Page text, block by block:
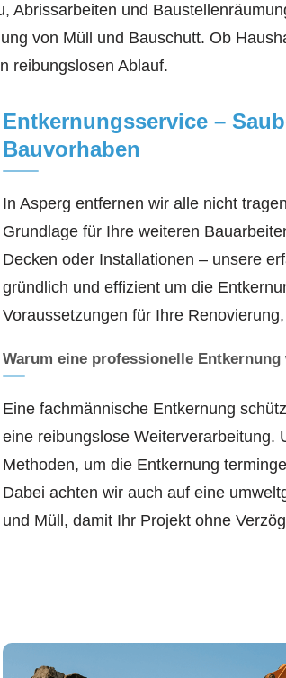
und
von Müll und Bauschutt. Ob
reibungslosen Ablauf.
Entkernungsservice –
Bauvorhaben
In Asperg entfernen wir alle nicht
Grundlage für Ihre weiteren
Decken oder Installationen – unsere
gründlich und effizient um die
Voraussetzungen für Ihre
Warum eine professionelle
Eine fachmännische Entkernung
eine reibungslose Weiterverarbeitung.
Methoden, um die Entkernung
Dabei achten wir auch auf eine
und Müll, damit Ihr Projekt ohne